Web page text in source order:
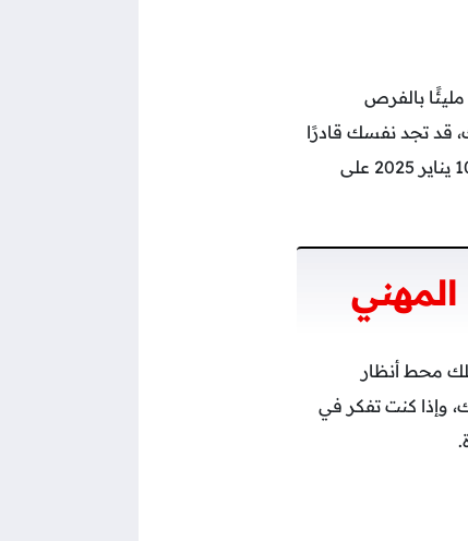
مليئًا بالفرص
قد تجد نفسك قادرًا
توقعات برج الثور ليوم 10 يناير 2025 على
محط أنظار
وإذا كنت تفكر في